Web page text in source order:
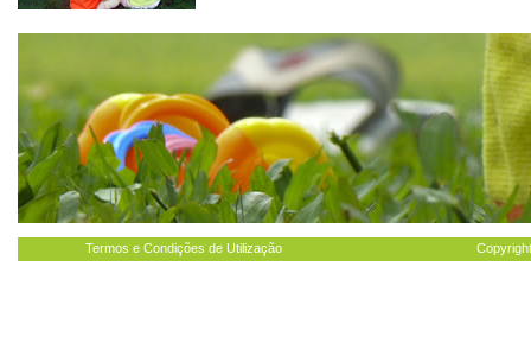
Termos e Condições de Utilização